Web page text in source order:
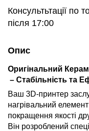
Консультьтації по
після 17:00
Опис
Оригінальний
– Стабільність та
Ваш 3D-принтер
нагрівальний
покращення якості
Він розроблений